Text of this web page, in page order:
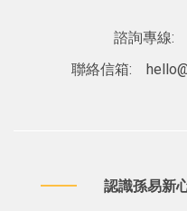
諮詢專線:
聯絡信箱:
認識孫易新